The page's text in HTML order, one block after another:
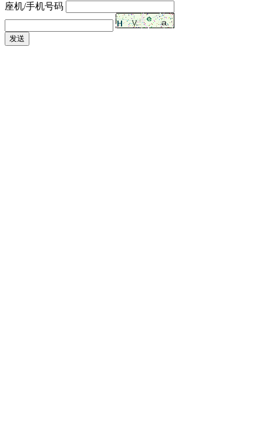
座机/手机号码